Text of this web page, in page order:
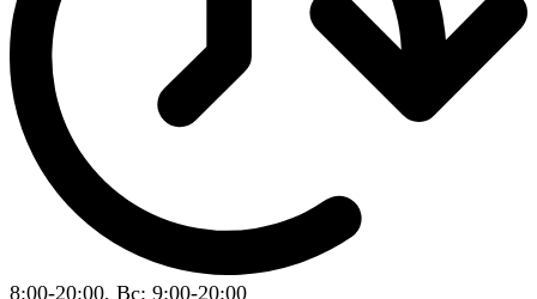
8:00-20:00, Вс: 9:00-20:00